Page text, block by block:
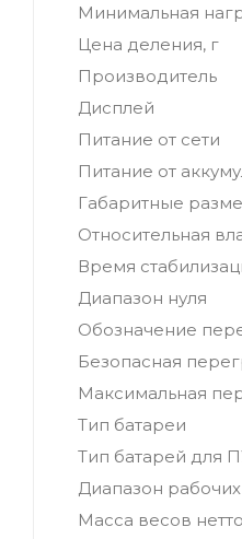
Минимальная
Цена деления, г
Производитель
Дисплей
Питание от сети
Питание от
Габаритные
Относительная
Время
Диапазон нуля
Обозначение
Безопасная
Максимальная
Тип батареи
Тип батарей для
Диапазон
Масса весов